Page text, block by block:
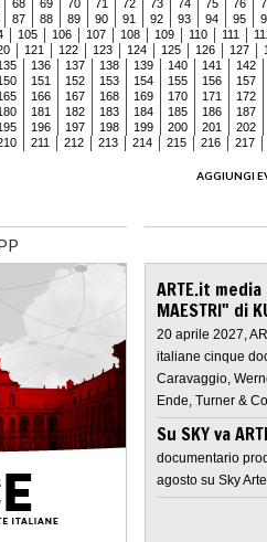
68 69 70 71 72 73 74 75 76
87 88 89 90 91 92 93 94 95
105 106 107 108 109 110 111
121 122 123 124 125 126 127
136 137 138 139 140 141
142
151 152 153 154 155 156
157
166 167 168 169 170 171
172
181 182 183 184 185 186
187
196 197 198 199 200 201
202
211 212 213 214 215 216
217
AGGIUNGI
ARTE.it
MAESTRI" di
20 aprile 2027,
italiane cinque
Caravaggio,
Ende, Turner &
Su SKY va
documentario
agosto su Sky Arte